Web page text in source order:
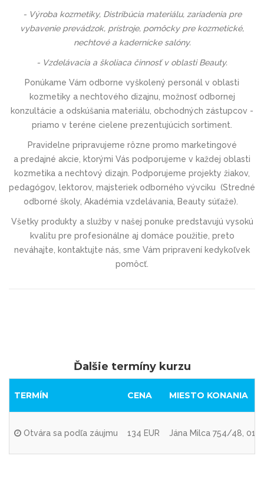
- Výroba kozmetiky, Distribúcia materiálu, zariadenia pre
vybavenie prevádzok, prístroje, pomôcky pre kozmetické,
nechtové a kadernícke salóny.
- Vzdelávacia a školiaca činnosť v oblasti Beauty.
Ponúkame Vám odborne vyškolený personál v oblasti
kozmetiky a nechtového dizajnu, možnosť odbornej
konzultácie a odskúšania materiálu, obchodných zástupcov -
priamo v teréne cielene prezentujúcich sortiment.
Pravidelne pripravujeme rôzne promo marketingové
a predajné akcie, ktorými Vás podporujeme v každej oblasti
kozmetika a nechtový dizajn. Podporujeme projekty žiakov,
pedagógov, lektorov, majsteriek odborného vývciku (Stredné
odborné školy, Akadémia vzdelávania, Beauty súťaže).
Všetky produkty a služby v našej ponuke predstavujú vysokú
kvalitu pre profesionálne aj domáce použitie, preto
neváhajte, kontaktujte nás, sme Vám pripravení kedykoľvek
pomôcť.
Ďalšie termíny kurzu
TERMÍN CENA MIESTO KONANIA
Otvára sa podľa záujmu 134 EUR Jána Milca 754/48, 010